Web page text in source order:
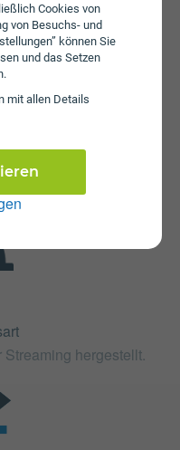
Cookies von
von Besuchs- und
können Sie
und das Setzen
mit allen Details
Mindestvertragslaufzeit
beträgt 1
hergestellt.